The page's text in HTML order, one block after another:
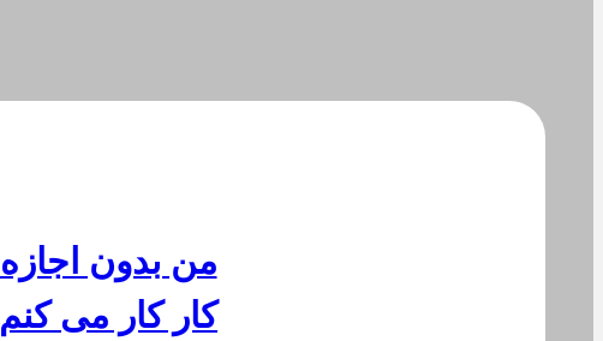
من بدون اجازه
کار کار می کنم